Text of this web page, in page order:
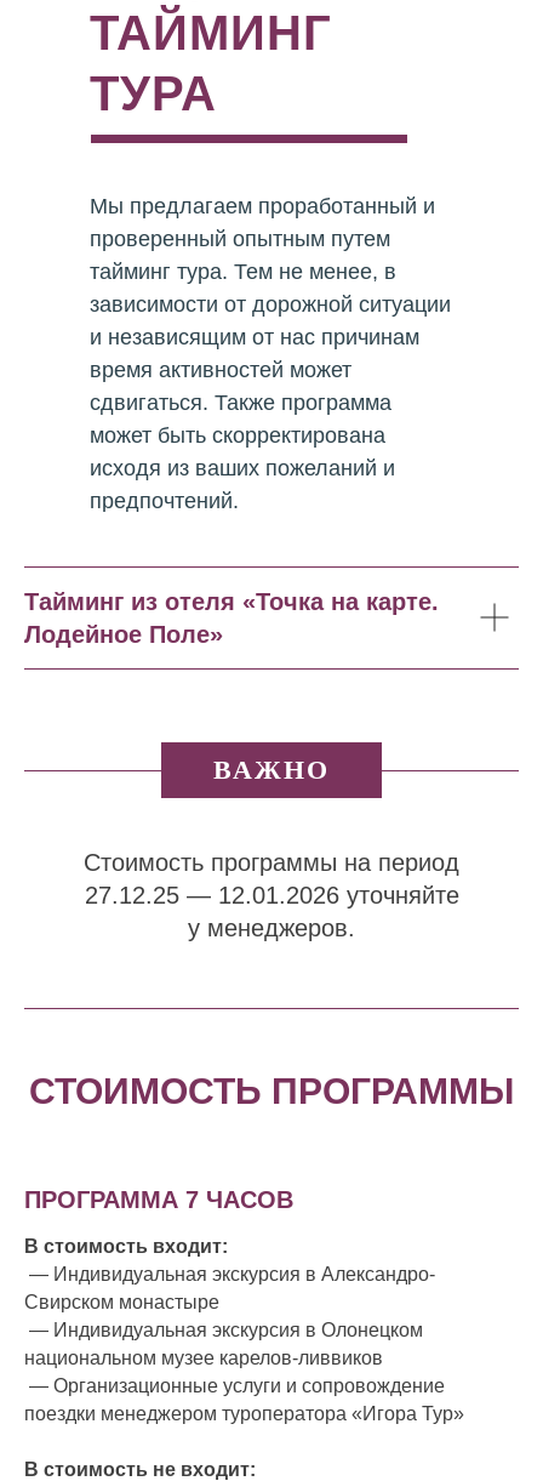
ТАЙМИНГ
ТУРА
Мы предлагаем проработанный и
проверенный опытным путем
тайминг тура. Тем не менее, в
зависимости от дорожной ситуации
и независящим от нас причинам
время активностей может
сдвигаться. Также программа
может быть скорректирована
исходя из ваших пожеланий и
предпочтений.
Тайминг из отеля «Точка на карте.
Лодейное Поле»
ВАЖНО
Стоимость программы на период
27.12.25 — 12.01.2026 уточняйте
у менеджеров.
СТОИМОСТЬ ПРОГРАММЫ
ПРОГРАММА 7 ЧАСОВ
В стоимость входит:
— Индивидуальная экскурсия в Александро-
Свирском монастыре
— Индивидуальная экскурсия в Олонецком
национальном музее карелов-ливвиков
— Организационные услуги и сопровождение
поездки менеджером туроператора «Игора Тур»
В стоимость не входит: